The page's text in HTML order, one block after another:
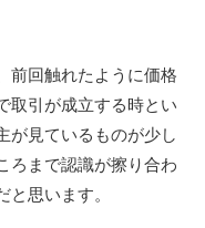
前回触れたように価格
取引が成立する時とい
が見ているものが少し
ろまで認識が擦り合わ
思います。